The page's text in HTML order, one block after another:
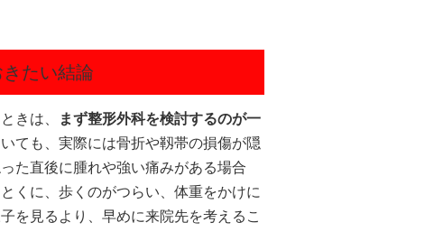
たい結論
きは、
まず整形外科を検討するのが一
ても、実際には骨折や靱帯の損傷が隠
た直後に腫れや強い痛みがある場合
くに、歩くのがつらい、体重をかけに
を見るより、早めに来院先を考えるこ